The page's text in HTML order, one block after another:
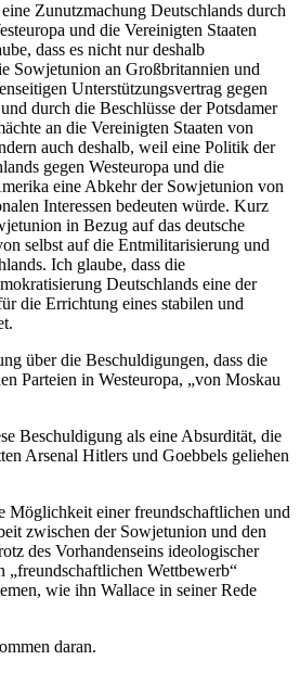
Zunutzmachung Deutschlands durch
und die Vereinigten Staaten
dass es nicht nur deshalb
Sowjetunion an Großbritannien und
Unterstützungsvertrag gegen
durch die Beschlüsse der Potsdamer
an die Vereinigten Staaten von
auch deshalb, weil eine Politik der
gegen Westeuropa und die
eine Abkehr der Sowjetunion von
Interessen bedeuten würde. Kurz
in Bezug auf das deutsche
selbst auf die Entmilitarisierung und
Ich glaube, dass die
Deutschlands eine der
die Errichtung eines stabilen und
über die Beschuldigungen, dass die
Parteien in Westeuropa, „von Moskau
Beschuldigung als eine Absurdität, die
Arsenal Hitlers und Goebbels geliehen
Möglichkeit einer freundschaftlichen und
zwischen der Sowjetunion und den
des Vorhandenseins ideologischer
„freundschaftlichen Wettbewerb“
wie ihn Wallace in seiner Rede
daran.